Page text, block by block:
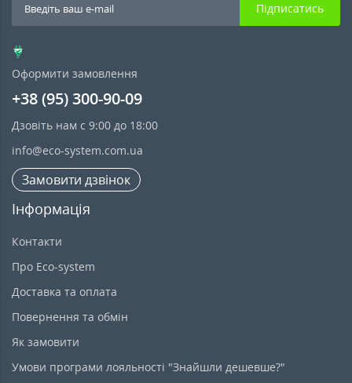
Підписатись
Оформити замовлення
+38 (95) 300-90-09
Дзовіть нам с 9:00 до 18:00
info@eco-system.com.ua
Замовити дзвінок
Інформація
Контакти
Про Eco-system
Доставка та оплата
Повернення та обмін
Як замовити
Умови програми лояльності "Знайшли дешевше?"